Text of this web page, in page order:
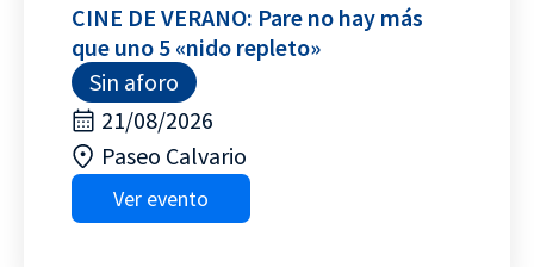
CINE DE VERANO: Pare no hay más
que uno 5 «nido repleto»
Sin aforo
21/08/2026
Paseo Calvario
Ver evento